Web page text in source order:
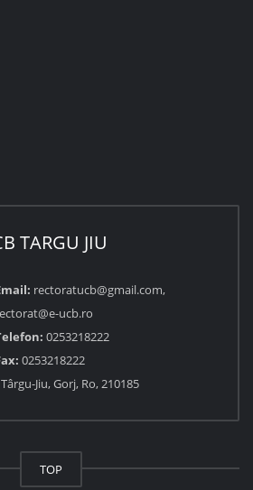
TARGU JIU
rectoratucb@gmail.com,
ucb.ro
0253218222
0253218222
Jiu, Gorj, Ro, 210185
TOP